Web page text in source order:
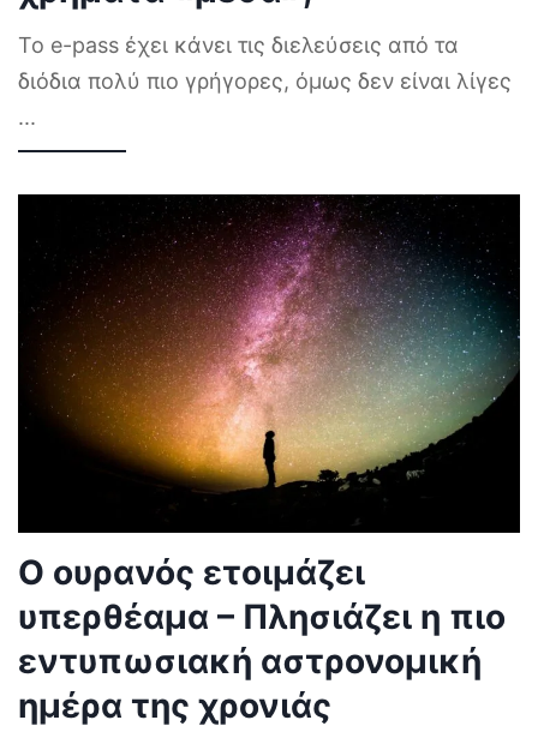
Το e-pass έχει κάνει τις διελεύσεις από τα
διόδια πολύ πιο γρήγορες, όμως δεν είναι λίγες
...
Ο ουρανός ετοιμάζει
υπερθέαμα – Πλησιάζει η πιο
εντυπωσιακή αστρονομική
ημέρα της χρονιάς